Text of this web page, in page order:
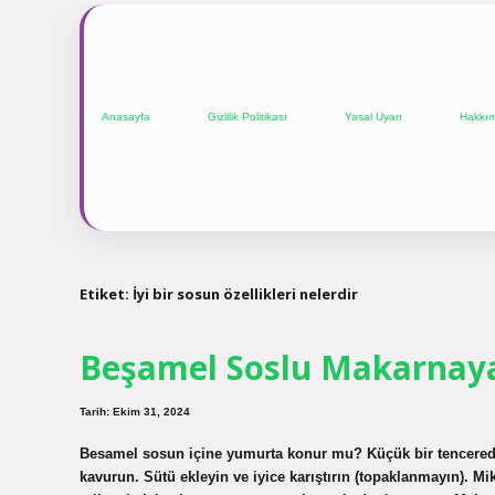
Anasayfa Gizlilik Politikası Yasal Uyarı
Etiket: İyi bir sosun özellikleri nelerdir
Beşamel Soslu
Tarih: Ekim 31, 2024
Besamel sosun içine yumurta konur mu? Küçük bir
kavurun. Sütü ekleyin ve iyice karıştırın (topaklanmayın).